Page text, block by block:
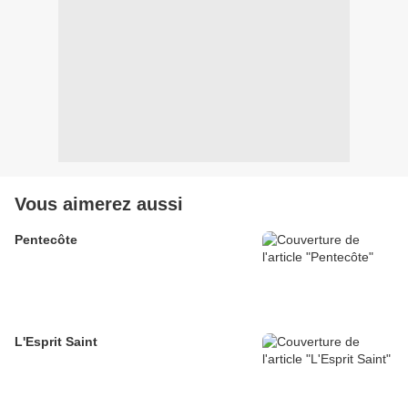
Vous aimerez aussi
Pentecôte
L'Esprit Saint